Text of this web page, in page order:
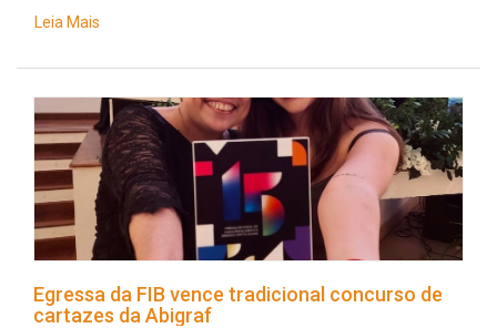
Leia Mais
Egressa da FIB vence tradicional concurso de
cartazes da Abigraf